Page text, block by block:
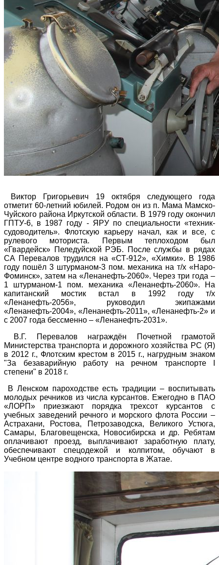
Виктор Григорьевич 19 октября следующего года
отметит 60-летний юбилей. Родом он из п. Мама Мамско-
Чуйского района Иркутской области. В 1979 году окончил
ГПТУ-6, в 1987 году - ЯРУ по специальности «техник-
судоводитель». Флотскую карьеру начал, как и все, с
рулевого моториста. Первым теплоходом был
«Гвардейск» Пеледуйской РЭБ. После службы в рядах
СА Перевалов трудился на «СТ-912», «Химки». В 1986
году пошёл 3 штурманом-3 пом. механика на т/х «Наро-
Фоминск», затем на «Ленанефть-2060». Через три года –
1 штурманом-1 пом. механика «Ленанефть-2060». На
капитанский мостик встал в 1992 году т/х
«Ленанефть-2056», руководил экипажами
«Ленанефть-2004», «Ленанефть-2011», «Ленанефть-2» и
с 2007 года бессменно – «Ленанефть-2031».
В.Г. Перевалов награждён Почетной грамотой
Министерства транспорта и дорожного хозяйства РС (Я)
в 2012 г., Флотским крестом в 2015 г., нагрудным знаком
"За безаварийную работу на речном транспорте I
степени" в 2018 г.
В Ленском пароходстве есть традиции – воспитывать
молодых речников из числа курсантов. Ежегодно в ПАО
«ЛОРП» приезжают порядка трехсот курсантов с
учебных заведений речного и морского флота России –
Астрахани, Ростова, Петрозаводска, Великого Устюга,
Самары, Благовещенска, Новосибирска и др. Ребятам
оплачивают проезд, выплачивают заработную плату,
обеспечивают спецодежой и колпитом, обучают в
Учебном центре водного транспорта в Жатае.